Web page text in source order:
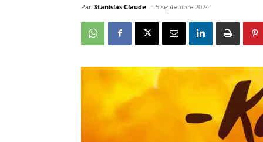
Par Stanislas Claude - 5 septembre 2024